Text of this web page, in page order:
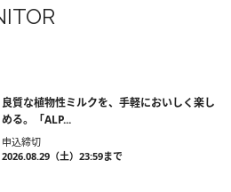
良質な植物性ミルクを、手軽においしく楽し
める。「ALP...
申込締切
2026.08.29（土）23:59まで